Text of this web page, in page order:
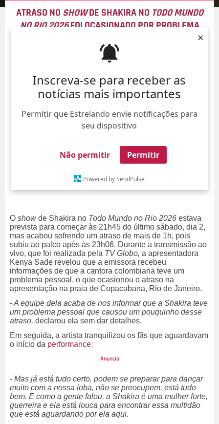
Inscreva-se para receber as
notícias mais importantes
Permitir que Estrelando envie notificações para
seu dispositivo
Não permitir Permitir
Powered by SendPulse
×
ATRASO NO SHOWDE SHAKIRA NO TODO MUNDO
NO RIO 2026FOI OCASIONADO POR PROBLEMA
05/Ago/
O showde Shakira no Todo Mundo no Rio 2026 estava
prevista para começar às 21h45 do último sábado, dia 2,
mas acabou sofrendo um atraso de mais de 1h, pois
subiu ao palco após às 23h06. Durante a transmissão ao
vivo, que foi realizada pela TV Globo, a apresentadora
Kenya Sade revelou que a emissora recebeu
informações de que a cantora colombiana teve um
problema pessoal, o que ocasionou o atraso na
apresentação na praia de Copacabana, Rio de Janeiro.
- A equipe dela acaba de nos informar que a Shakira teve
um problema pessoal que causou um pouquinho desse
atraso, declarou ela sem dar detalhes.
Em seguida, a artista tranquilizou os fãs que aguardavam
o início da performance:
- Mas já está tudo certo, podem se preparar para dançar
muito com a nossa loba, não se preocupem, está tudo
bem. E como a gente falou, a Shakira é uma mulher forte,
guerreira e ela está louca para encontrar essa multidão
que está aguardando por ela aqui.